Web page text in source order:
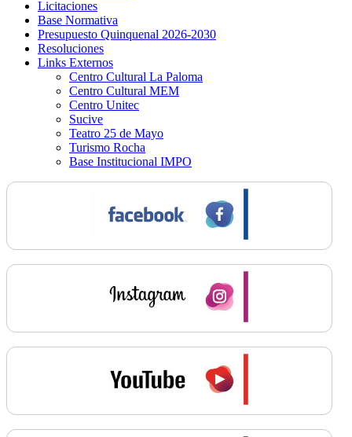
Licitaciones
Base Normativa
Presupuesto Quinquenal 2026-2030
Resoluciones
Links Externos
Centro Cultural La Paloma
Centro Cultural MEM
Centro Unitec
Sucive
Teatro 25 de Mayo
Turismo Rocha
Base Institucional IMPO